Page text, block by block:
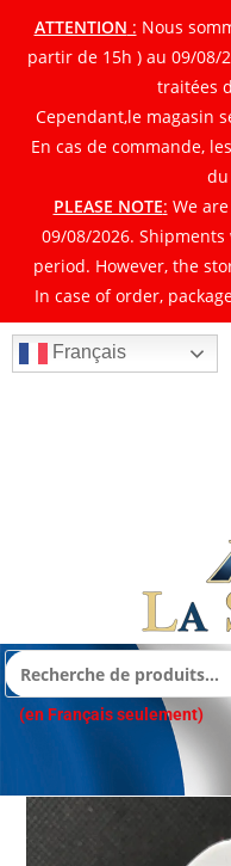
ATTENTION : Nous
partir de 15h ) au 09/08/
traitées
Cependant,le magasin
En cas de commande,
du
PLEASE NOTE: We
09/08/2026.
period. However, the
In case of order,
Français
(en Français seulement)